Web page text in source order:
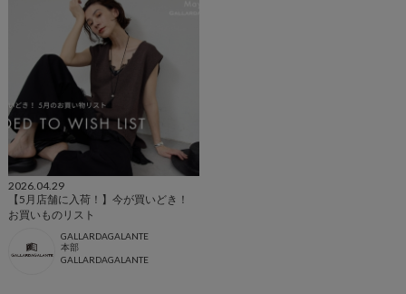
2026.04.29
【5月店舗に入荷！】今が買いどき！
お買いものリスト
GALLARDAGALANTE
本部
GALLARDAGALANTE